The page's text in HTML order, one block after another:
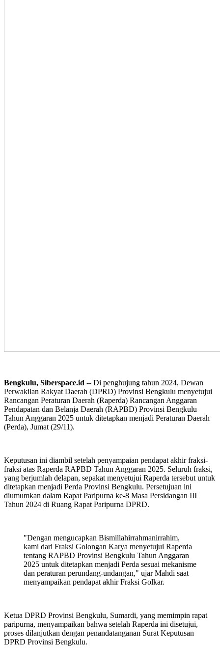
Bengkulu, Siberspace.id -- Di penghujung tahun 2024, Dewan
Perwakilan Rakyat Daerah (DPRD) Provinsi Bengkulu menyetujui
Rancangan Peraturan Daerah (Raperda) Rancangan Anggaran
Pendapatan dan Belanja Daerah (RAPBD) Provinsi Bengkulu
Tahun Anggaran 2025 untuk ditetapkan menjadi Peraturan Daerah
(Perda), Jumat (29/11).
Keputusan ini diambil setelah penyampaian pendapat akhir fraksi-
fraksi atas Raperda RAPBD Tahun Anggaran 2025. Seluruh fraksi,
yang berjumlah delapan, sepakat menyetujui Raperda tersebut untuk
ditetapkan menjadi Perda Provinsi Bengkulu. Persetujuan ini
diumumkan dalam Rapat Paripurna ke-8 Masa Persidangan III
Tahun 2024 di Ruang Rapat Paripurna DPRD.
"Dengan mengucapkan Bismillahirrahmanirrahim,
kami dari Fraksi Golongan Karya menyetujui Raperda
tentang RAPBD Provinsi Bengkulu Tahun Anggaran
2025 untuk ditetapkan menjadi Perda sesuai mekanisme
dan peraturan perundang-undangan," ujar Mahdi saat
menyampaikan pendapat akhir Fraksi Golkar.
Ketua DPRD Provinsi Bengkulu, Sumardi, yang memimpin rapat
paripurna, menyampaikan bahwa setelah Raperda ini disetujui,
proses dilanjutkan dengan penandatanganan Surat Keputusan
DPRD Provinsi Bengkulu.